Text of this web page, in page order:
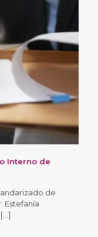
Interno de
de
Estefanía
[…]